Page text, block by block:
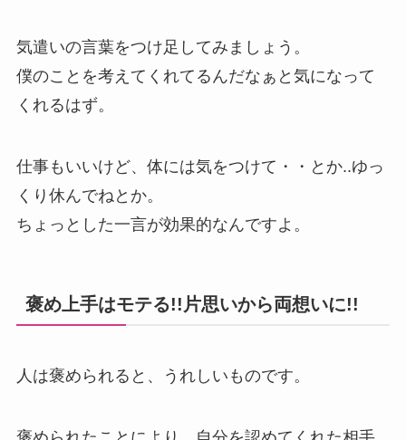
気遣いの言葉をつけ足してみましょう。
僕のことを考えてくれてるんだなぁと気になって
くれるはず。
仕事もいいけど、体には気をつけて・・とか..ゆっ
くり休んでねとか。
ちょっとした一言が効果的なんですよ。
褒め上手はモテる!!片思いから両想いに!!
人は褒められると、うれしいものです。